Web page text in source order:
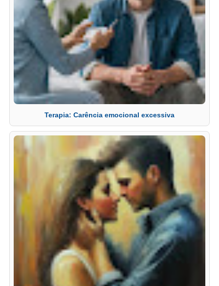
Terapia: Carência emocional excessiva